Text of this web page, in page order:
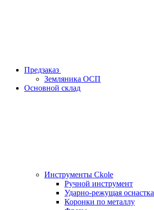
Предзаказ
Земляника ОСП
Основной склад
Инструменты Ckole
Ручной инструмент
Ударно‑режущая оснастка
Коронки по металлу